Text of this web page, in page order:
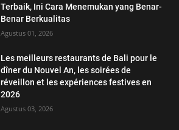
Terbaik, Ini Cara Menemukan yang Benar-
Benar Berkualitas
Agustus 01, 2026
Les meilleurs restaurants de Bali pour le
dîner du Nouvel An, les soirées de
réveillon et les expériences festives en
2026
Agustus 03, 2026